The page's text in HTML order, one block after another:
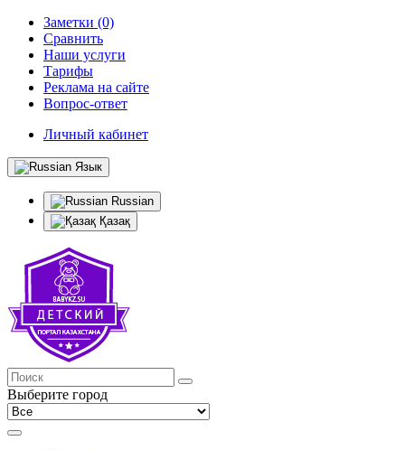
Заметки (0)
Сравнить
Наши услуги
Тарифы
Реклама на сайте
Вопрос-ответ
Личный кабинет
Язык
Russian
Қазақ
Выберите город